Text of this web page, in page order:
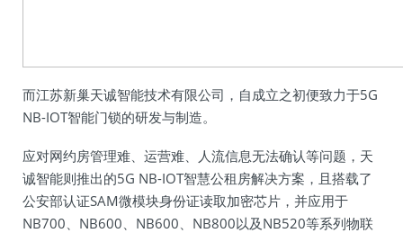
而江苏新巢天诚智能技术有限公司，自成立之初便致力于5G
NB-IOT智能门锁的研发与制造。
应对网约房管理难、运营难、人流信息无法确认等问题，天
诚智能则推出的5G NB-IOT智慧公租房解决方案，且搭载了
公安部认证SAM微模块身份证读取加密芯片，并应用于
NB700、NB600、NB600、NB800以及NB520等系列物联